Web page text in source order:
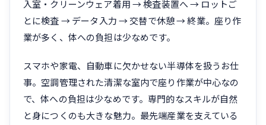
入室・クリーンウェア着用 → 検査装置へ → ロットご
とに検査 → データ入力 → 交替で休憩 → 終業。座り作
業が多く、体への負担は少なめです。
スマホや家電、自動車に欠かせない半導体を扱うお仕
事。空調管理された清潔な室内で座り作業が中心なの
で、体への負担は少なめです。専門的なスキルが自然
と身につくのも大きな魅力。最先端産業を支えている